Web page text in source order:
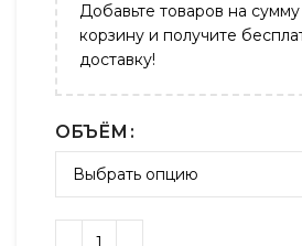
Добавьте товаров на сумму
корзину и получите
доставку!
ОБЪЁМ